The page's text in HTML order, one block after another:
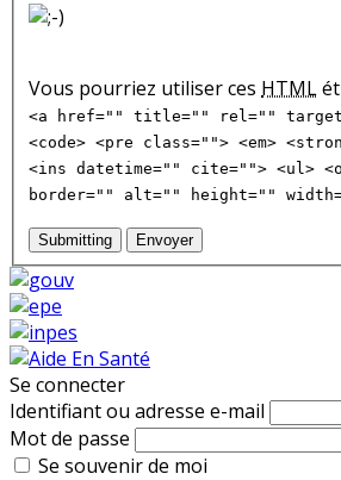
Vous pourriez utiliser ces HTML
<a href="" title="" rel=""
<code> <pre class=""> <em>
<ins datetime="" cite=""> <ul>
border="" alt="" height=""
Submitting Envoyer
Se connecter
Identifiant ou adresse e-mail
Mot de passe
Se souvenir de moi